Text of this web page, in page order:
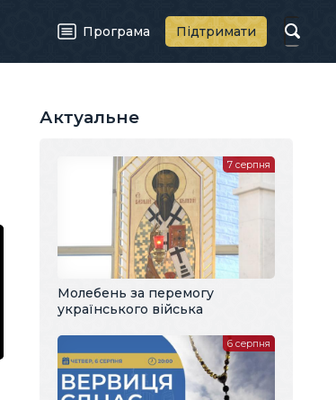
Програма Підтримати
Актуальне
Молебень за перемогу
українського війська
7 серпня
6 серпня